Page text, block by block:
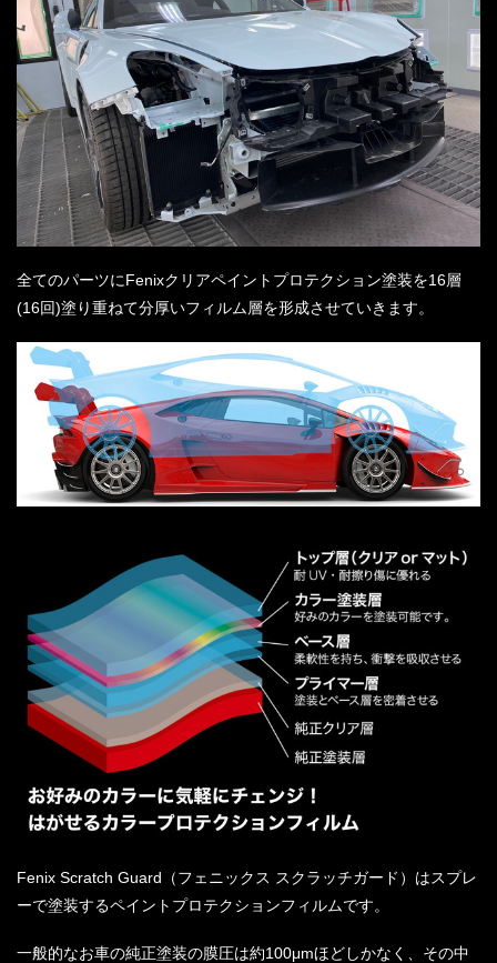
全てのパーツにFenixクリアペイントプロテクション塗装を16層
(16回)塗り重ねて分厚いフィルム層を形成させていきます。
Fenix Scratch Guard（フェニックス スクラッチガード）はスプレ
ーで塗装するペイントプロテクションフィルムです。
一般的なお車の純正塗装の膜圧は約100μmほどしかなく、その中